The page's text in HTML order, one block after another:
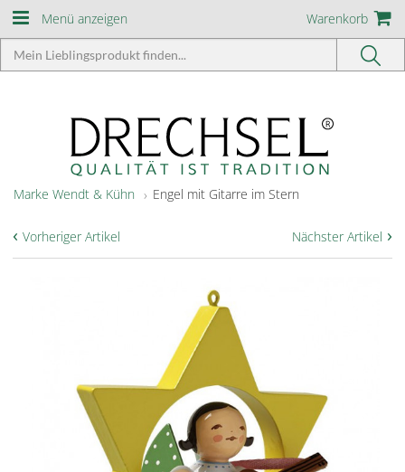
Menü anzeigen Warenkorb
Marke Wendt & Kühn Engel mit Gitarre im Stern
Nächster Artikel ›
‹ Vorheriger Artikel